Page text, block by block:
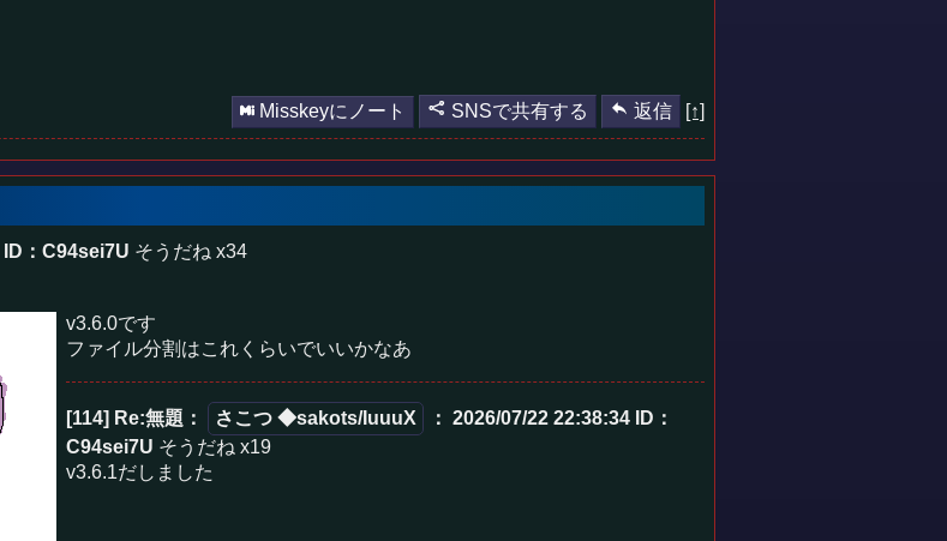
Misskeyにノート SNSで共有する 返信 [↑]
ID：C94sei7U そうだね x34
v3.6.0です
ファイル分割はこれくらいでいいかなあ
[114] Re:無題 ： さこつ ◆sakots/IuuuX ： 2026/07/22 22:38:34
ID：
C94sei7U そうだね x19
v3.6.1だしました